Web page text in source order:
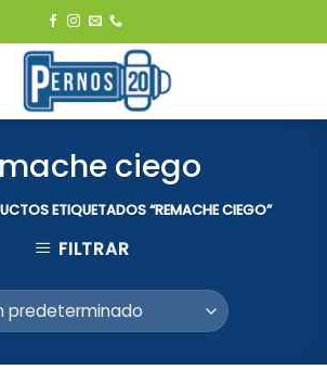
ciego
ETIQUETADOS “REMACHE CIEGO”
FILTRAR